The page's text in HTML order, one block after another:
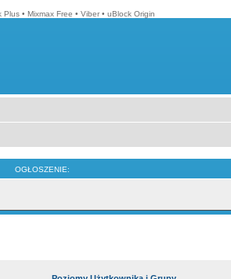
Plus • Mixmax Free • Viber • uBlock Origin
OGŁOSZENIE: